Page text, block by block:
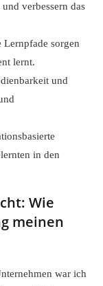
verbessern das
sorgen
lernt.
und
in den
Wie
meinen
war ich